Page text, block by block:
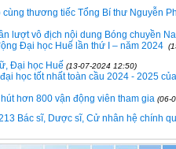
thương tiếc Tổng Bí thư Nguyễn
lượt vô địch nội dung Bóng chuyền
Đại học Huế lần thứ I – năm 2024
Đại học Huế (13-07-2024 12:50)
học tốt nhất toàn cầu 2024 - 2025
hơn 800 vận động viên tham gia (06-
Bác sĩ, Dược sĩ, Cử nhân hệ chính